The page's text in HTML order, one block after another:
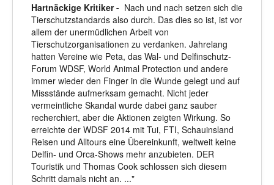
Hartnäckige Kritiker - Nach und nach setzen sich die
Tierschutzstandards also durch. Das dies so ist, ist vor
allem der unermüdlichen Arbeit von
Tierschutzorganisationen zu verdanken. Jahrelang
hatten Vereine wie Peta, das Wal- und Delfinschutz-
Forum WDSF, World Animal Protection und andere
immer wieder den Finger in die Wunde gelegt und auf
Missstände aufmerksam gemacht. Nicht jeder
vermeintliche Skandal wurde dabei ganz sauber
recherchiert, aber die Aktionen zeigten Wirkung. So
erreichte der WDSF 2014 mit Tui, FTI, Schauinsland
Reisen und Alltours eine Übereinkunft, weltweit keine
Delfin- und Orca-Shows mehr anzubieten. DER
Touristik und Thomas Cook schlossen sich diesem
Schritt damals nicht an. ..."